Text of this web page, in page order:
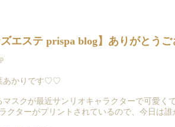
ズエステ prispa blog】ありがとう
あかりです♡♡
マスクが最近サンリオキャラクターで可愛く
クターがプリントされているので、今日は